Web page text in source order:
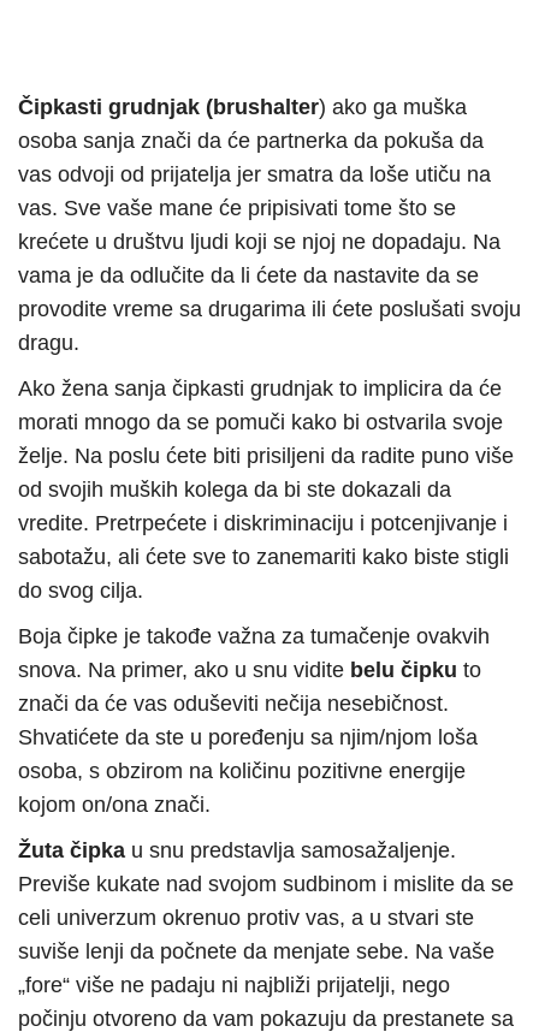
Čipkasti grudnjak (brushalter) ako ga muška
osoba sanja znači da će partnerka da pokuša da
vas odvoji od prijatelja jer smatra da loše utiču na
vas. Sve vaše mane će pripisivati tome što se
krećete u društvu ljudi koji se njoj ne dopadaju. Na
vama je da odlučite da li ćete da nastavite da se
provodite vreme sa drugarima ili ćete poslušati svoju
dragu.
Ako žena sanja čipkasti grudnjak to implicira da će
morati mnogo da se pomuči kako bi ostvarila svoje
želje. Na poslu ćete biti prisiljeni da radite puno više
od svojih muških kolega da bi ste dokazali da
vredite. Pretrpećete i diskriminaciju i potcenjivanje i
sabotažu, ali ćete sve to zanemariti kako biste stigli
do svog cilja.
Boja čipke je takođe važna za tumačenje ovakvih
snova. Na primer, ako u snu vidite belu čipku to
znači da će vas oduševiti nečija nesebičnost.
Shvatićete da ste u poređenju sa njim/njom loša
osoba, s obzirom na količinu pozitivne energije
kojom on/ona znači.
Žuta čipka u snu predstavlja samosažaljenje.
Previše kukate nad svojom sudbinom i mislite da se
celi univerzum okrenuo protiv vas, a u stvari ste
suviše lenji da počnete da menjate sebe. Na vaše
„fore“ više ne padaju ni najbliži prijatelji, nego
počinju otvoreno da vam pokazuju da prestanete sa